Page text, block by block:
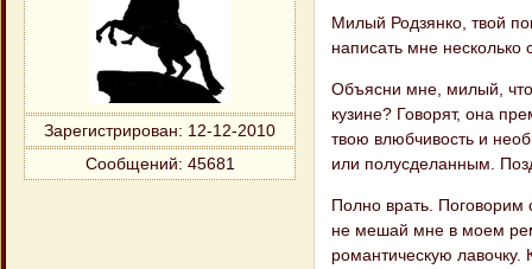
Зарегистрирован: 12-12-2010
Сообщений: 45681
Милый Родзянко, твой
написать мне
Объясни мне, милый,
кузине? Говорят, она
твою влюбчивость и
или полусделанным.
Полно врать. Поговорим
не мешай мне в моем
романтическую